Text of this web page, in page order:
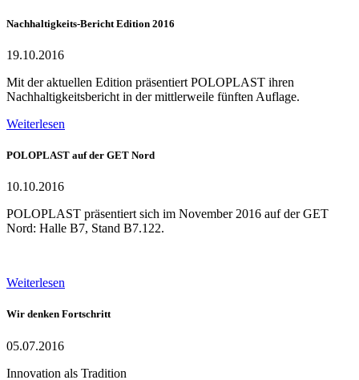
Nachhaltigkeits-Bericht Edition 2016
19.10.2016
Mit der aktuellen Edition präsentiert POLOPLAST ihren
Nachhaltigkeitsbericht in der mittlerweile fünften Auflage.
Weiterlesen
POLOPLAST auf der GET Nord
10.10.2016
POLOPLAST präsentiert sich im November 2016 auf der GET
Nord: Halle B7, Stand B7.122.
Weiterlesen
Wir denken Fortschritt
05.07.2016
Innovation als Tradition